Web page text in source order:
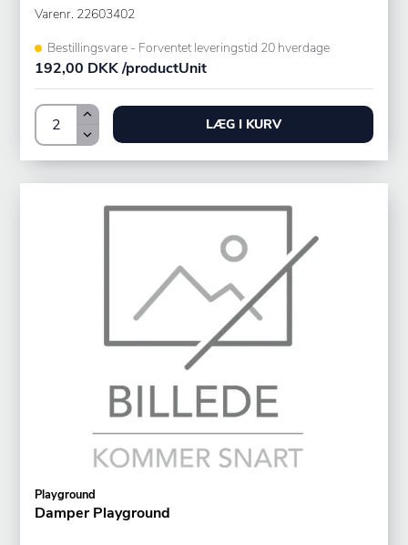
Varenr. 22603402
Bestillingsvare - Forventet leveringstid 20 hverdage
192,00 DKK /productUnit
LÆG I KURV
Playground
Damper Playground